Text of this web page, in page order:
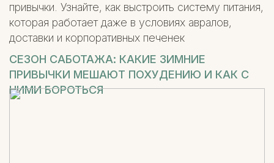
привычки. Узнайте, как выстроить систему питания,
которая работает даже в условиях авралов,
доставки и корпоративных печенек
СЕЗОН САБОТАЖА: КАКИЕ ЗИМНИЕ
ПРИВЫЧКИ МЕШАЮТ ПОХУДЕНИЮ И КАК С
НИМИ БОРОТЬСЯ